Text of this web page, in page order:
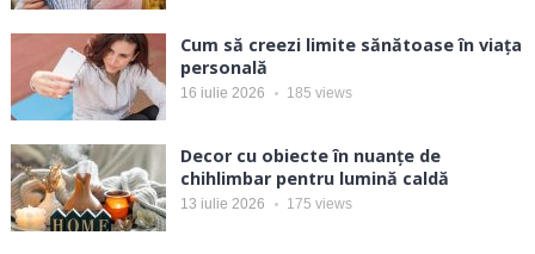
Cum să creezi limite sănătoase în viața
personală
16 iulie 2026 185 views
Decor cu obiecte în nuanțe de
chihlimbar pentru lumină caldă
13 iulie 2026 175 views